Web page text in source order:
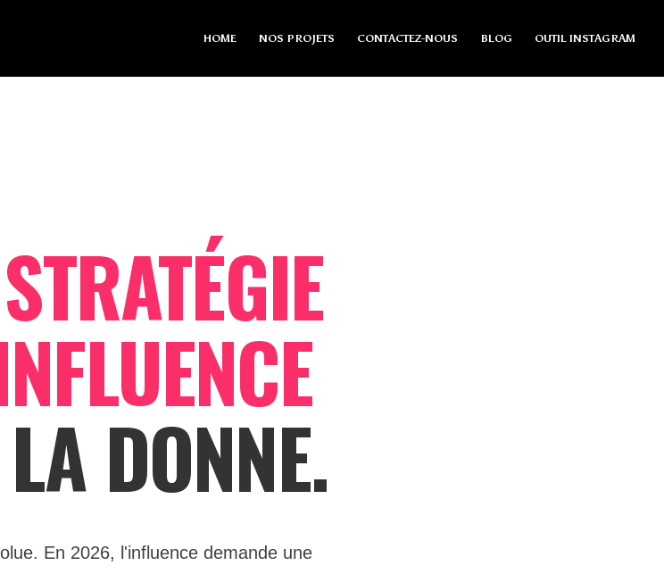
HOME NOS PROJETS CONTACTEZ-NOUS BLOG OUTIL INSTAGRAM
STRATÉGIE
DONNE.
En 2026, l'influence demande une